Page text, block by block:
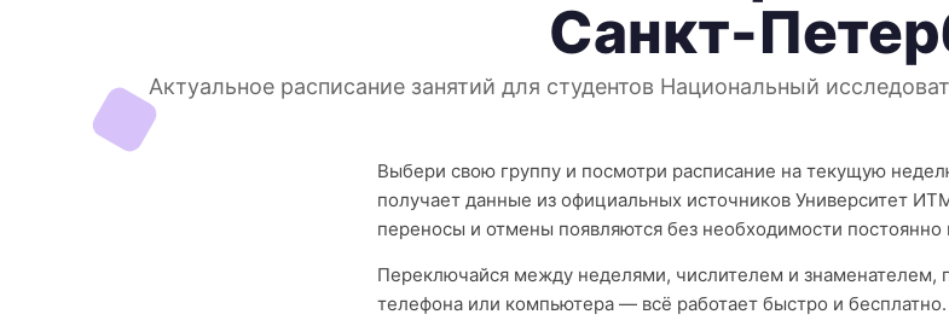
Санкт-
Актуальное расписание занятий для студентов Национальный
Выбери свою группу и посмотри расписание на текущую
получает данные из официальных источников Университет
переносы и отмены появляются без необходимости постоянно
Переключайся между неделями, числителем и знаменателем,
телефона или компьютера — всё работает быстро и бесплатно.